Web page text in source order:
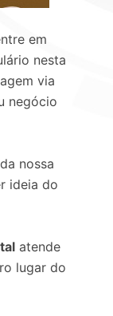
em
nesta
via
negócio
nossa
ideia do
atende
lugar do